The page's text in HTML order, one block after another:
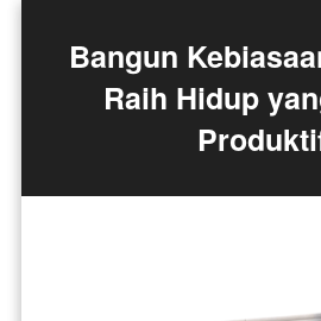
Bangun
Raih Hidup